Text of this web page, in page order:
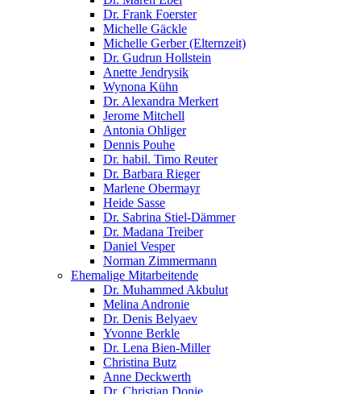
Dr. Frank Foerster
Michelle Gäckle
Michelle Gerber (Elternzeit)
Dr. Gudrun Hollstein
Anette Jendrysik
Wynona Kühn
Dr. Alexandra Merkert
Jerome Mitchell
Antonia Ohliger
Dennis Pouhe
Dr. habil. Timo Reuter
Dr. Barbara Rieger
Marlene Obermayr
Heide Sasse
Dr. Sabrina Stiel-Dämmer
Dr. Madana Treiber
Daniel Vesper
Norman Zimmermann
Ehemalige Mitarbeitende
Dr. Muhammed Akbulut
Melina Andronie
Dr. Denis Belyaev
Yvonne Berkle
Dr. Lena Bien-Miller
Christina Butz
Anne Deckwerth
Dr. Christian Donie